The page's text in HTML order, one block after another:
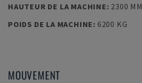
HAUTEUR DE LA MACHINE: 2300 MM
POIDS DE LA MACHINE: 6200 KG
MOUVEMENT